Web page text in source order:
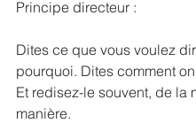
Principe directeur :
Dites ce que vous voulez
pourquoi. Dites comment
Et redisez-le souvent, de la
manière.